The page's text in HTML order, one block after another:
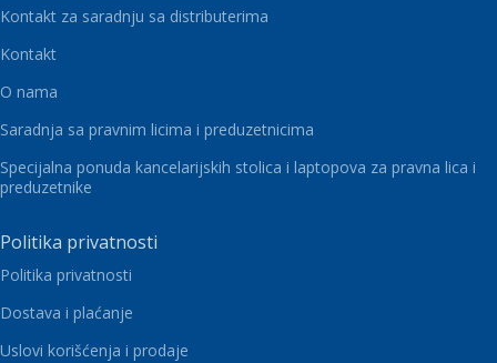
Kontakt za saradnju sa distributerima
Kontakt
O nama
Saradnja sa pravnim licima i preduzetnicima
Specijalna ponuda kancelarijskih stolica i laptopova za pravna lica i
preduzetnike
Politika privatnosti
Politika privatnosti
Dostava i plaćanje
Uslovi korišćenja i prodaje